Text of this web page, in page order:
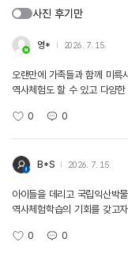
사진 후기만
영* 2026. 7. 15.
오랜만에 가족들과 함께 미륵
역사체험도 할 수 있고 다양
0 0
B*S 2026. 7. 15.
아이들을 데리고 국립익산박
역사체험학습의 기회를 갖고
0 0